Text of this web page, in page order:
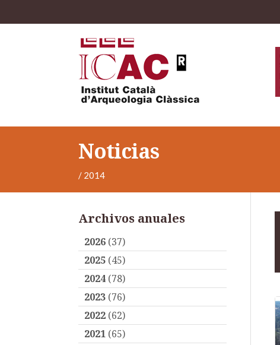
Noticias
/ 2014
Archivos anuales
2026 (37)
2025 (45)
2024 (78)
2023 (76)
2022 (62)
2021 (65)